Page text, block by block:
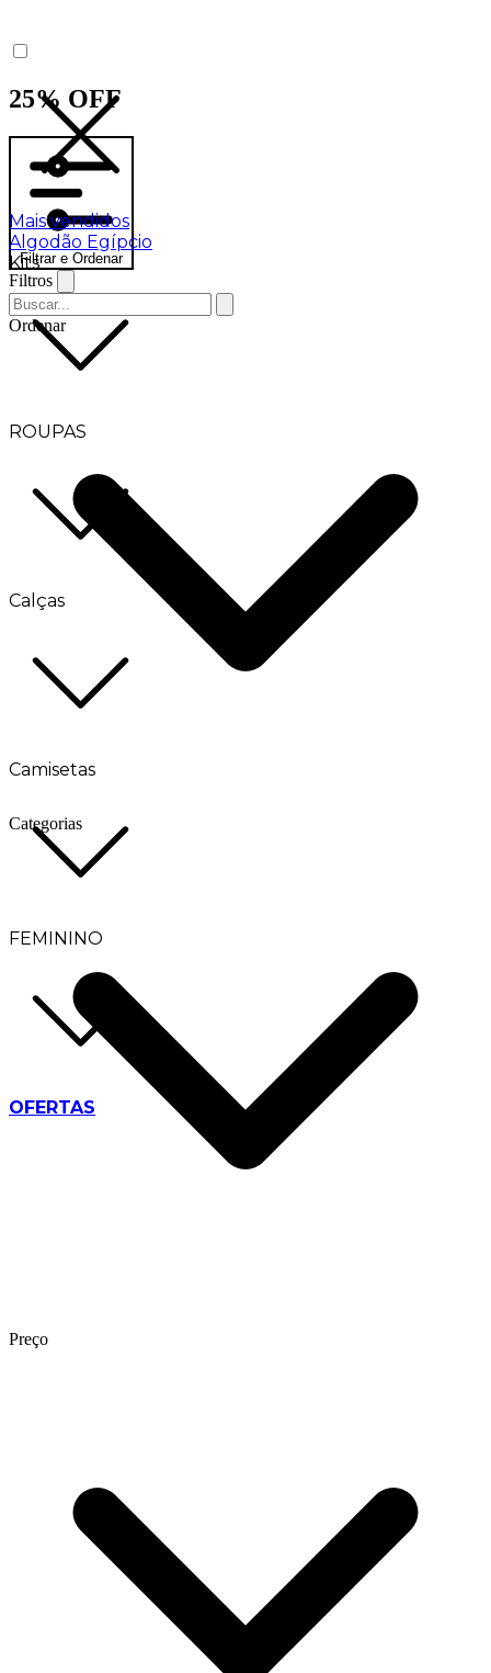
Mais vendidos
Algodão Egípcio
Kits
ROUPAS
Calças
Camisetas
FEMININO
OFERTAS
25% OFF
Filtrar e Ordenar
Filtros
Ordenar
Categorias
Preço